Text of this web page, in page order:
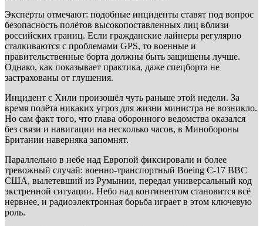
Эксперты отмечают: подобные инциденты ставят под вопрос
безопасность полётов высокопоставленных лиц вблизи
российских границ. Если гражданские лайнеры регулярно
сталкиваются с проблемами GPS, то военные и
правительственные борта должны быть защищены лучше.
Однако, как показывает практика, даже спецборта не
застрахованы от глушения.
Инцидент с Хили произошёл чуть раньше этой недели. За
время полёта никаких угроз для жизни министра не возникло.
Но сам факт того, что глава оборонного ведомства оказался
без связи и навигации на несколько часов, в Минобороны
Британии наверняка запомнят.
Параллельно в небе над Европой фиксировали и более
тревожный случай: военно-транспортный Boeing C-17 ВВС
США, вылетевший из Румынии, передал универсальный код
экстренной ситуации. Небо над континентом становится всё
нервнее, и радиоэлектронная борьба играет в этом ключевую
роль.